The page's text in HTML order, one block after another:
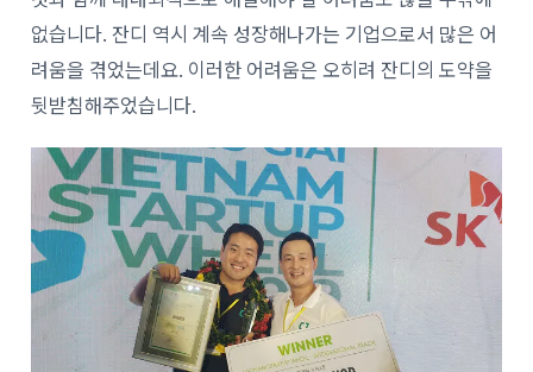
없습니다. 잔디 역시 계속 성장해나가는 기업으로서 많은 어
려움을 겪었는데요. 이러한 어려움은 오히려 잔디의 도약을
뒷받침해주었습니다.